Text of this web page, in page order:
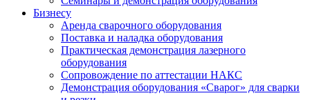
Бизнесу
Аренда сварочного оборудования
Поставка и наладка оборудования
Практическая демонстрация лазерного
оборудования
Сопровождение по аттестации НАКС
Демонстрация оборудования «Сварог» для сварки